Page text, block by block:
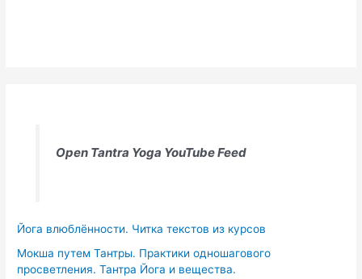
Open Tantra Yoga YouTube Feed
Йога влюблённости. Читка текстов из курсов
Мокша путем Тантры. Практики одношагового
просветления. Тантра Йога и вещества.